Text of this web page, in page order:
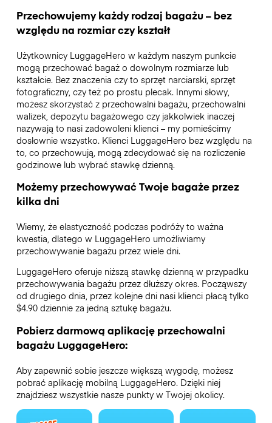
Przechowujemy każdy rodzaj bagażu – bez
względu na rozmiar czy kształt
Użytkownicy LuggageHero w każdym naszym punkcie
mogą przechować bagaż o dowolnym rozmiarze lub
kształcie. Bez znaczenia czy to sprzęt narciarski, sprzęt
fotograficzny, czy też po prostu plecak. Innymi słowy,
możesz skorzystać z przechowalni bagażu, przechowalni
walizek, depozytu bagażowego czy jakkolwiek inaczej
nazywają to nasi zadowoleni klienci – my pomieścimy
dosłownie wszystko. Klienci LuggageHero bez względu na
to, co przechowują, mogą zdecydować się na rozliczenie
godzinowe lub wybrać stawkę dzienną.
Możemy przechowywać Twoje bagaże przez
kilka dni
Wiemy, że elastyczność podczas podróży to ważna
kwestia, dlatego w LuggageHero umożliwiamy
przechowywanie bagażu przez wiele dni.
LuggageHero oferuje niższą stawkę dzienną w przypadku
przechowywania bagażu przez dłuższy okres. Począwszy
od drugiego dnia, przez kolejne dni nasi klienci płacą tylko
$4.90 dziennie za jedną sztukę bagażu.
Pobierz darmową aplikację przechowalni
bagażu LuggageHero:
Aby zapewnić sobie jeszcze większą wygodę, możesz
pobrać aplikację mobilną LuggageHero. Dzięki niej
znajdziesz wszystkie nasze punkty w Twojej okolicy.